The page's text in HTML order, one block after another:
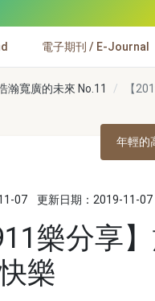
電子期刊 / E-Journal
寬廣的未來 No.11 【
年輕的
07 更新日期：2019-11-07
樂分享
樂